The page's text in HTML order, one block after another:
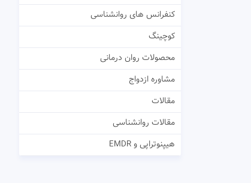
کنفرانس های روانشناسی
کوچینگ
محصولات روان درمانی
مشاوره ازدواج
مقالات
مقالات روانشناسی
هیپنوتراپی و EMDR